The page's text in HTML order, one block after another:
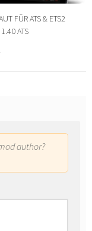
FÜR ATS & ETS2
ATS
author?